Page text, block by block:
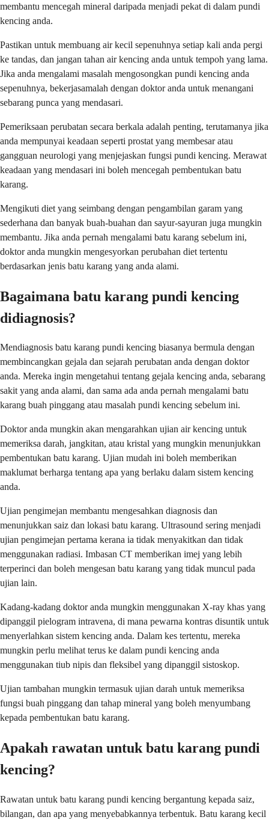
membantu mencegah mineral daripada menjadi pekat di dalam pundi
kencing anda.
Pastikan untuk membuang air kecil sepenuhnya setiap kali anda pergi
ke tandas, dan jangan tahan air kencing anda untuk tempoh yang lama.
Jika anda mengalami masalah mengosongkan pundi kencing anda
sepenuhnya, bekerjasamalah dengan doktor anda untuk menangani
sebarang punca yang mendasari.
Pemeriksaan perubatan secara berkala adalah penting, terutamanya jika
anda mempunyai keadaan seperti prostat yang membesar atau
gangguan neurologi yang menjejaskan fungsi pundi kencing. Merawat
keadaan yang mendasari ini boleh mencegah pembentukan batu
karang.
Mengikuti diet yang seimbang dengan pengambilan garam yang
sederhana dan banyak buah-buahan dan sayur-sayuran juga mungkin
membantu. Jika anda pernah mengalami batu karang sebelum ini,
doktor anda mungkin mengesyorkan perubahan diet tertentu
berdasarkan jenis batu karang yang anda alami.
Bagaimana batu karang pundi kencing
didiagnosis?
Mendiagnosis batu karang pundi kencing biasanya bermula dengan
membincangkan gejala dan sejarah perubatan anda dengan doktor
anda. Mereka ingin mengetahui tentang gejala kencing anda, sebarang
sakit yang anda alami, dan sama ada anda pernah mengalami batu
karang buah pinggang atau masalah pundi kencing sebelum ini.
Doktor anda mungkin akan mengarahkan ujian air kencing untuk
memeriksa darah, jangkitan, atau kristal yang mungkin menunjukkan
pembentukan batu karang. Ujian mudah ini boleh memberikan
maklumat berharga tentang apa yang berlaku dalam sistem kencing
anda.
Ujian pengimejan membantu mengesahkan diagnosis dan
menunjukkan saiz dan lokasi batu karang. Ultrasound sering menjadi
ujian pengimejan pertama kerana ia tidak menyakitkan dan tidak
menggunakan radiasi. Imbasan CT memberikan imej yang lebih
terperinci dan boleh mengesan batu karang yang tidak muncul pada
ujian lain.
Kadang-kadang doktor anda mungkin menggunakan X-ray khas yang
dipanggil pielogram intravena, di mana pewarna kontras disuntik untuk
menyerlahkan sistem kencing anda. Dalam kes tertentu, mereka
mungkin perlu melihat terus ke dalam pundi kencing anda
menggunakan tiub nipis dan fleksibel yang dipanggil sistoskop.
Ujian tambahan mungkin termasuk ujian darah untuk memeriksa
fungsi buah pinggang dan tahap mineral yang boleh menyumbang
kepada pembentukan batu karang.
Apakah rawatan untuk batu karang pundi
kencing?
Rawatan untuk batu karang pundi kencing bergantung kepada saiz,
bilangan, dan apa yang menyebabkannya terbentuk. Batu karang kecil